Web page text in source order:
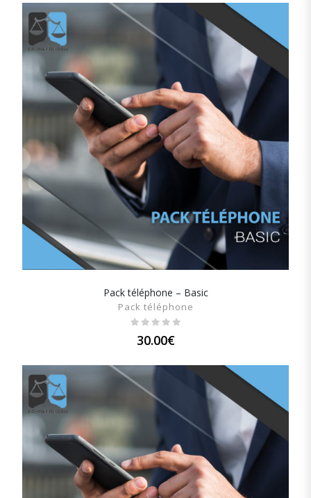
SHOW DETAILS
Pack téléphone – Basic
Pack téléphone
30.00€